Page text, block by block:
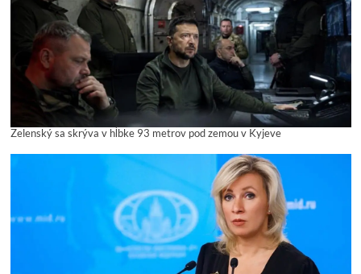
Zelenský sa skrýva v hĺbke 93 metrov pod zemou v Kyjeve